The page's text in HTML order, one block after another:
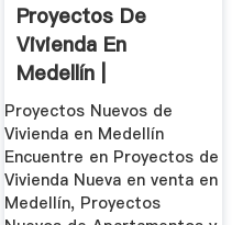
Proyectos De
Vivienda En
Medellín |
Proyectos Nuevos de
Vivienda en Medellín
Encuentre en Proyectos de
Vivienda Nueva en venta en
Medellín, Proyectos